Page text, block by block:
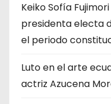
Keiko Sofía
presidenta electa
el periodo
Luto en el arte
actriz Azucena